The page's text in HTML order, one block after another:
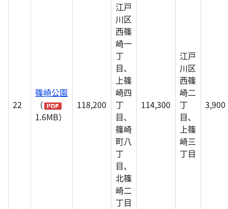
22
篠崎公園
（
1.6MB）
118,200
江戸
川区
西篠
崎一
丁
目、
上篠
崎四
丁
目、
篠崎
町八
丁
目、
北篠
崎二
丁目
114,300
江戸
川区
西篠
崎二
丁
目、
上篠
崎三
丁目
3,900